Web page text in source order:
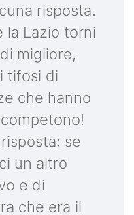
risposta.
la Lazio torni
migliore,
tifosi di
che hanno
se
un altro
e di
che era il